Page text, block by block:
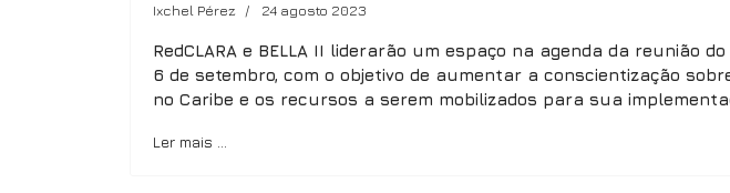
Ixchel Pérez 24 agosto 2023
RedCLARA e BELLA II liderarão um espaço na agenda da reunião
6 de setembro, com o objetivo de aumentar a conscientização
no Caribe e os recursos a serem mobilizados para sua
Ler mais …